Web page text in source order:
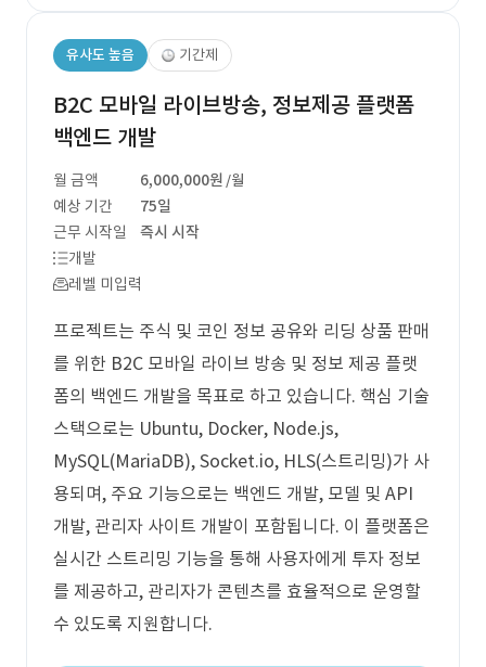
유사도 높음 기간제
B2C 모바일 라이브방송, 정보제공 플랫폼
백엔드 개발
월 금액 6,000,000원 /월
예상 기간
75일
근무 시작일
즉시 시작
개발
레벨 미입력
프로젝트는 주식 및 코인 정보 공유와 리딩 상품 판매
를 위한 B2C 모바일 라이브 방송 및 정보 제공 플랫
폼의 백엔드 개발을 목표로 하고 있습니다. 핵심 기술
스택으로는 Ubuntu, Docker, Node.js,
MySQL(MariaDB), Socket.io, HLS(스트리밍)가 사
용되며, 주요 기능으로는 백엔드 개발, 모델 및 API
개발, 관리자 사이트 개발이 포함됩니다. 이 플랫폼은
실시간 스트리밍 기능을 통해 사용자에게 투자 정보
를 제공하고, 관리자가 콘텐츠를 효율적으로 운영할
수 있도록 지원합니다.